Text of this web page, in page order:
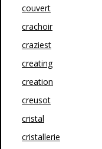
couvert
crachoir
craziest
creating
creation
creusot
cristal
cristallerie